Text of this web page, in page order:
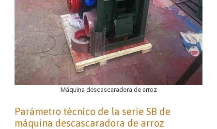
Máquina descascaradora de arroz
Parámetro técnico de la serie SB de
máquina descascaradora de arroz